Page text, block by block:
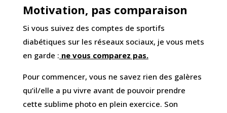
Motivation, pas comparaison
Si vous suivez des comptes de sportifs
diabétiques sur les réseaux sociaux, je vous mets
en garde : ne vous comparez pas.
Pour commencer, vous ne savez rien des galères
qu’il/elle a pu vivre avant de pouvoir prendre
cette sublime photo en plein exercice. Son